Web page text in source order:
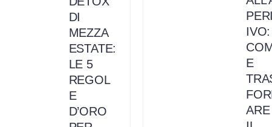
DI
MEZZA
ESTATE:
LE 5
REGOL
E
D’ORO
IVO:
E
ARE